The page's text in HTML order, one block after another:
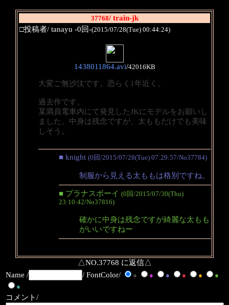
37768/ train-jk
□投稿者/ tanayu -0回-(2015/07/28(Tue) 00:44:24)
1438011864.avi/42016KB
大変ご無沙汰です。恐らく1年近く。
過去作です。
某満員電車内にて発見したJKにモデルをお願いし
ました。中身は残念ですが、太ももだけでも美味
しそう。
■ knight (0回/2015/07/28(Tue) 07:29:57/No37784)
制服から見える太ももは格別ですね。
■ プラナスボーイ (0回/2015/07/30(Thu)
23:10:42/No37816)
確かに中身は残念ですが綺麗な太もも
がいいですねー
△NO.37768 に返信△
Name /
/ FontColor/ ● ● ● ● ●
●
●
コメント/